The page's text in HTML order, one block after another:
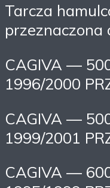
Tarcza
przeznaczona
CAGIVA —
1996/2000
CAGIVA —
1999/2001
CAGIVA —